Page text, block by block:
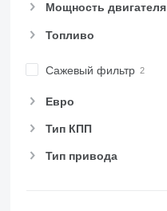
Мощность двигателя
Топливо
Сажевый фильтр
Евро
Тип КПП
Тип привода